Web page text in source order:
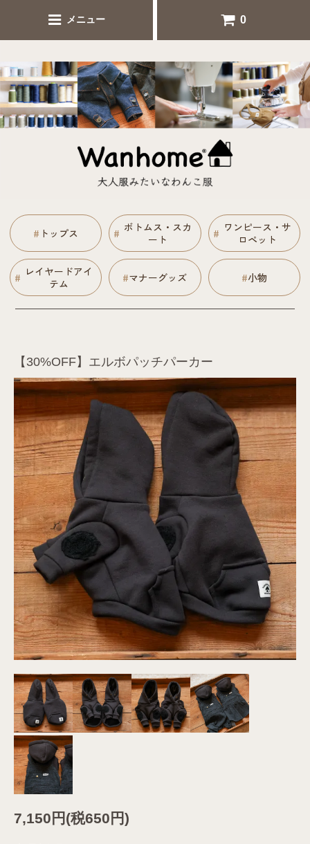
Wanhome
メニュー 0
# トップス # ボトムス・スカ
ート
# ワンピース・サ
ロペット
# レイヤードアイ
テム
#マナーグッズ #小物
【30%OFF】エルボパッチパーカー
7,150円(税650円)